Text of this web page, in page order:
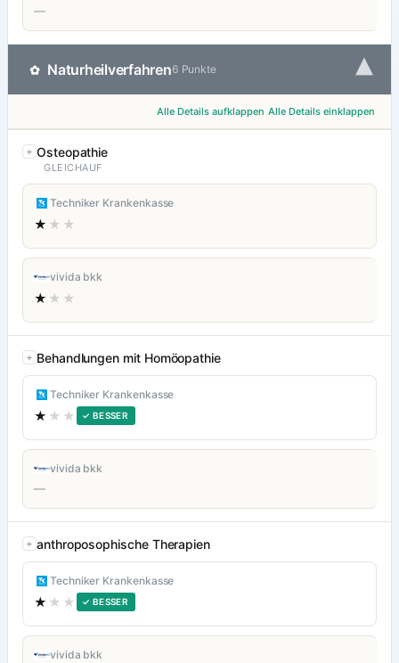
—
✿ Naturheilverfahren6 Punkte ▾
Alle Details aufklappen Alle Details einklappen
Osteopathie
GLEICHAUF
Techniker Krankenkasse
★ ★★
vivida bkk
★ ★★
Behandlungen mit Homöopathie
Techniker Krankenkasse
★ ★★ ✓ BESSER
vivida bkk
—
anthroposophische Therapien
Techniker Krankenkasse
★ ★★ ✓ BESSER
vivida bkk